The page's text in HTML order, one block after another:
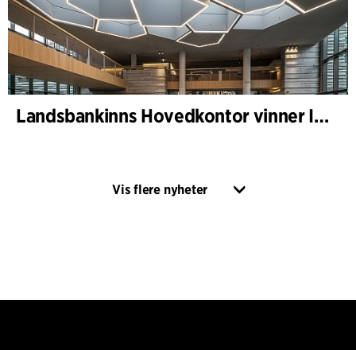
Landsbankinns Hovedkontor vinner Islandske Betongpris
Vis flere nyheter